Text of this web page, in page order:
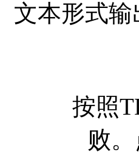
文本形式
按照
败